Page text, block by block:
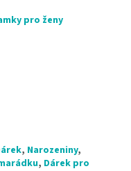
pro ženy
, Narozeniny,
, Dárek pro